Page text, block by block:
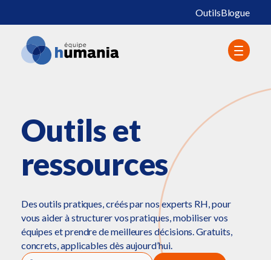
OutilsBlogue
Outils et
ressources
Des outils pratiques, créés par nos experts RH, pour
vous aider à structurer vos pratiques, mobiliser vos
équipes et prendre de meilleures décisions. Gratuits,
concrets, applicables dès aujourd’hui.